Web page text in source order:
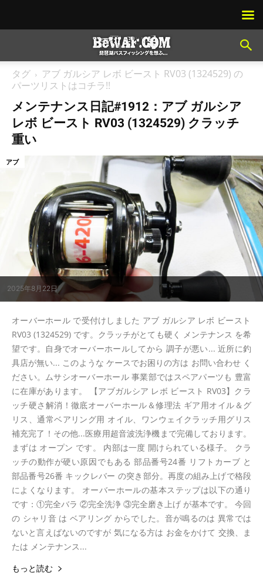
タグ
アブ ガルシア レボ ビースト RV03 (1324529) の
パーツリストはコチラ!!
メンテナンス日記#1912：アブ ガルシア
レボ ビースト RV03 (1324529) クラッチ
重い
2025年8月22日
アブ
オーバーホール で受付けしました アブ ガルシア レボ ビースト
RV03 (1324529) です。クラッチがとても硬く メンテナンス を希
望です。自身でオーバーホールしてから 調子が悪い... 近所に釣
具店が無い... このような ケースでお困りの方は お問い合わせ く
ださい。ムサシオーバーホール 事業部ではスペアパーツも 豊富
に在庫があります。 【アブガルシア レボ ビースト RV03】クラ
ッチ硬さ解消！徹底オーバーホール＆修理法 ギア用オイル＆グ
リス、通常ベアリング用 オイル、ワンウェイクラッチ用グリス
補充完了！その他...医療用超音波洗浄機まで完備しております。
まずは オープン です。 内部は一度 開けられている様子。 クラ
ッチの動作が硬い原因でもある 部品番号24番 リフトカーブ と
部品番号26番 キックレバー の突き部分。再度の組み上げで格段
によくなります。 オーバーホールの基本ステップは以下の通り
です：①完全バラ ②完全洗浄 ③完全磨き上げ が基本です。 今回
の シャリ音 は ベアリング からでした。音が鳴るのは 異常では
ないと言えばないのですが 気になる方は お金をかけて 交換、ま
たは メンテナンス...
もっと読む